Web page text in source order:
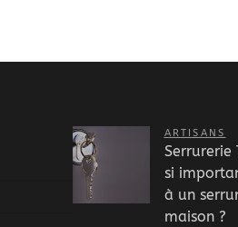
ARTISANS
si
à un
maison ?